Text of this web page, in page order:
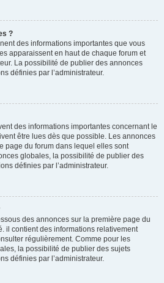
?
des informations importantes que vous
apparaissent en haut de chaque forum et
La possibilité de publier des annonces
définies par l’administrateur.
des informations importantes concernant le
être lues dès que possible. Les annonces
page du forum dans lequel elles sont
globales, la possibilité de publier des
définies par l’administrateur.
des annonces sur la première page du
il contient des informations relativement
régulièrement. Comme pour les
la possibilité de publier des sujets
définies par l’administrateur.